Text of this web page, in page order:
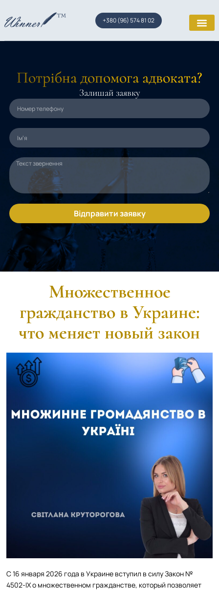
+380 (96) 574 81 02
Потрібна допомога адвоката?
Залишай заявку
Відправити заявку
Множественное
гражданство в Украине:
что меняет новый закон
С 16 января 2026 года в Украине вступил в силу Закон №
4502-IX о множественном гражданстве, который позволяет